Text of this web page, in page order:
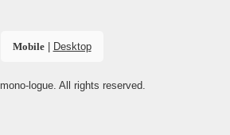
Mobile| Desktop
mono-logue. All rights reserved.